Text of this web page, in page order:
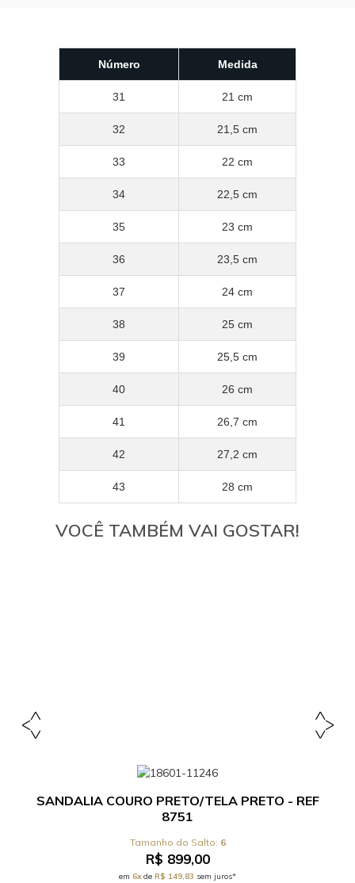
Número Medida
31 21 cm
32 21,5 cm
33 22 cm
34 22,5 cm
35 23 cm
36 23,5 cm
37 24 cm
38 25 cm
39 25,5 cm
40 26 cm
41 26,7 cm
42 27,2 cm
43 28 cm
VOCÊ TAMBÉM VAI GOSTAR!
SANDALIA COURO PRETO/TELA PRETO - REF
8751
6
R$ 899,00
em 6xde R$ 149,83 sem juros*